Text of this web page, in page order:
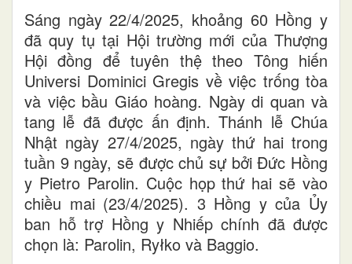
Sáng ngày 22/4/2025, khoảng 60 Hồng y
đã quy tụ tại Hội trường mới của Thượng
Hội đồng để tuyên thệ theo Tông hiến
Universi Dominici Gregis về việc trống tòa
và việc bầu Giáo hoàng. Ngày di quan và
tang lễ đã được ấn định. Thánh lễ Chúa
Nhật ngày 27/4/2025, ngày thứ hai trong
tuần 9 ngày, sẽ được chủ sự bởi Đức Hồng
y Pietro Parolin. Cuộc họp thứ hai sẽ vào
chiều mai (23/4/2025). 3 Hồng y của Ủy
ban hỗ trợ Hồng y Nhiếp chính đã được
chọn là: Parolin, Ryłko và Baggio.